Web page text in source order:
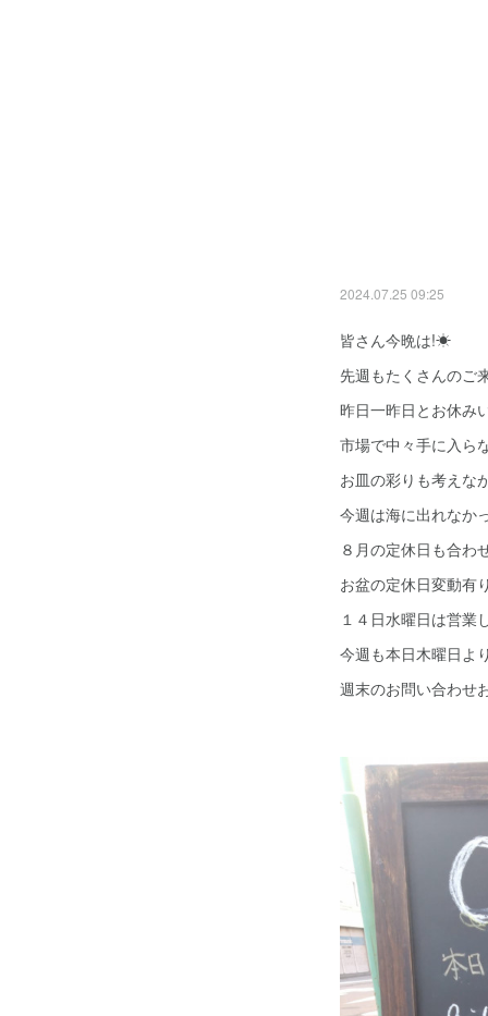
2024.07.25 09:25
皆さん今晩は!☀
先週もたくさんのご
昨日一昨日とお休み
市場で中々手に入ら
お皿の彩りも考え
今週は海に出れなか
８月の定休日も合わ
お盆の定休日変動
１４日水曜日は営業
今週も本日木曜日よ
週末のお問い合わせ